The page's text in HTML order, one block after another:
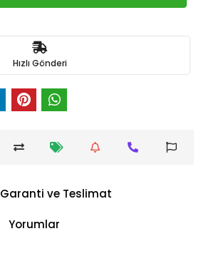
Hızlı Gönderi
Garanti ve Teslimat
Yorumlar